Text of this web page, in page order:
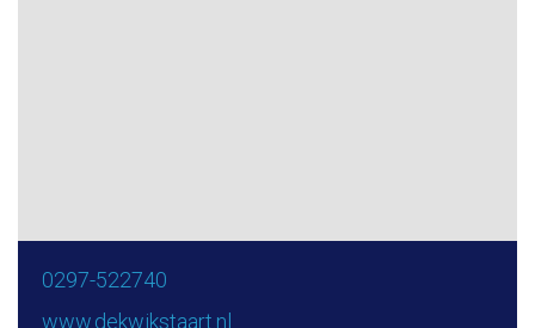
0297-522740
www.dekwikstaart.nl